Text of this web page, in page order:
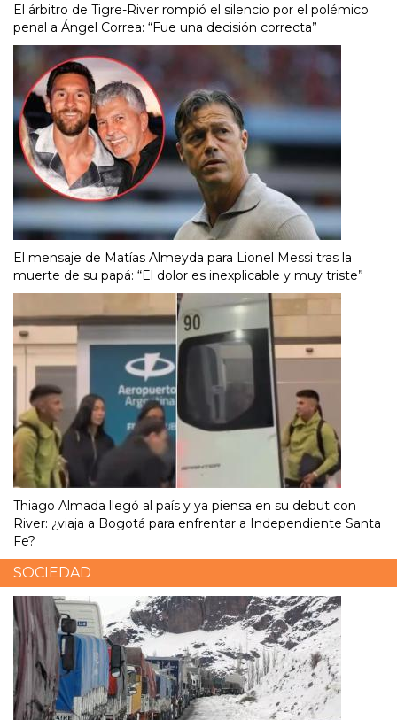
El árbitro de Tigre-River rompió el silencio por el polémico
penal a Ángel Correa: “Fue una decisión correcta”
El mensaje de Matías Almeyda para Lionel Messi tras la
muerte de su papá: “El dolor es inexplicable y muy triste”
Thiago Almada llegó al país y ya piensa en su debut con
River: ¿viaja a Bogotá para enfrentar a Independiente Santa
Fe?
SOCIEDAD